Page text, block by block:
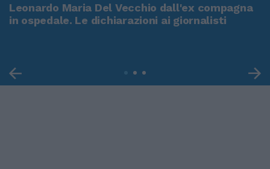
Leonardo Maria Del Vecchio dall'ex compagna
in ospedale. Le dichiarazioni ai giornalisti